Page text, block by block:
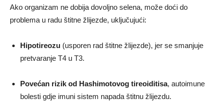
Ako organizam ne dobija dovoljno selena, može doći do
problema u radu štitne žlijezde, uključujući:
Hipotireozu (usporen rad štitne žlijezde), jer se smanjuje
pretvaranje T4 u T3.
Povećan rizik od Hashimotovog tireoiditisa, autoimune
bolesti gdje imuni sistem napada štitnu žlijezdu.